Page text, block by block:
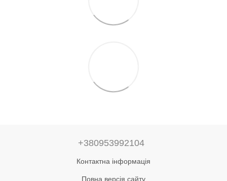
+380953992104
Контактна інформація
Повна версія сайту